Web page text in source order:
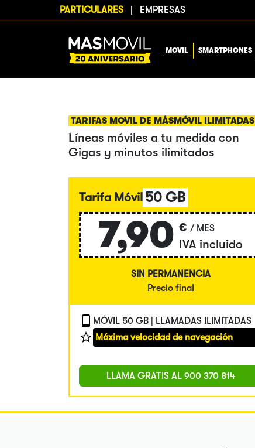
PARTICULARES | EMPRESAS
MOVIL SMARTPHONES
TARIFAS MOVIL DE MÁSMÓVIL ILIMITADAS
Líneas móviles a tu medida con
Gigas y minutos ilimitados
Tarifa Móvil 50 GB
7,90 € / MES
IVA incluido
SIN PERMANENCIA
Precio final
MÓVIL 50 GB | LLAMADAS ILIMITADAS
Máxima velocidad de navegación
LLAMA GRATIS AL 900 370 814